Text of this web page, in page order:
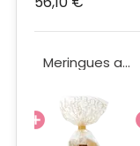
Meringues au citron Bio 100g